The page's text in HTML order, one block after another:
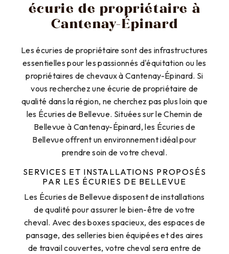
écurie de propriétaire à
Cantenay-Épinard
Les écuries de propriétaire sont des infrastructures
essentielles pour les passionnés d'équitation ou les
propriétaires de chevaux à Cantenay-Épinard. Si
vous recherchez une écurie de propriétaire de
qualité dans la région, ne cherchez pas plus loin que
les Écuries de Bellevue. Situées sur le Chemin de
Bellevue à Cantenay-Épinard, les Écuries de
Bellevue offrent un environnement idéal pour
prendre soin de votre cheval.
SERVICES ET INSTALLATIONS PROPOSÉS
PAR LES ÉCURIES DE BELLEVUE
Les Écuries de Bellevue disposent de installations
de qualité pour assurer le bien-être de votre
cheval. Avec des boxes spacieux, des espaces de
pansage, des selleries bien équipées et des aires
de travail couvertes, votre cheval sera entre de